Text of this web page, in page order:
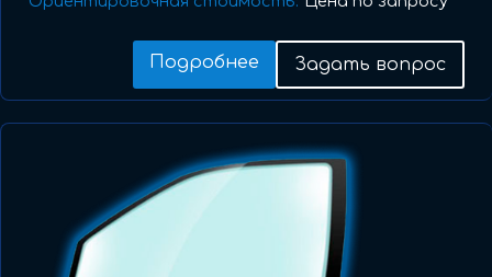
Подробнее Задать вопрос